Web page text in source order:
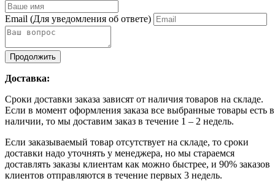
Email (Для уведомления об ответе)
Продолжить
Доставка:
Сроки доставки заказа зависят от наличия товаров на складе.
Если в момент оформления заказа все выбранные товары есть в
наличии, то мы доставим заказ в течение 1 – 2 недель.
Если заказываемый товар отсутствует на складе, то сроки
доставки надо уточнять у менеджера, но мы стараемся
доставлять заказы клиентам как можно быстрее, и 90% заказов
клиентов отправляются в течение первых 3 недель.